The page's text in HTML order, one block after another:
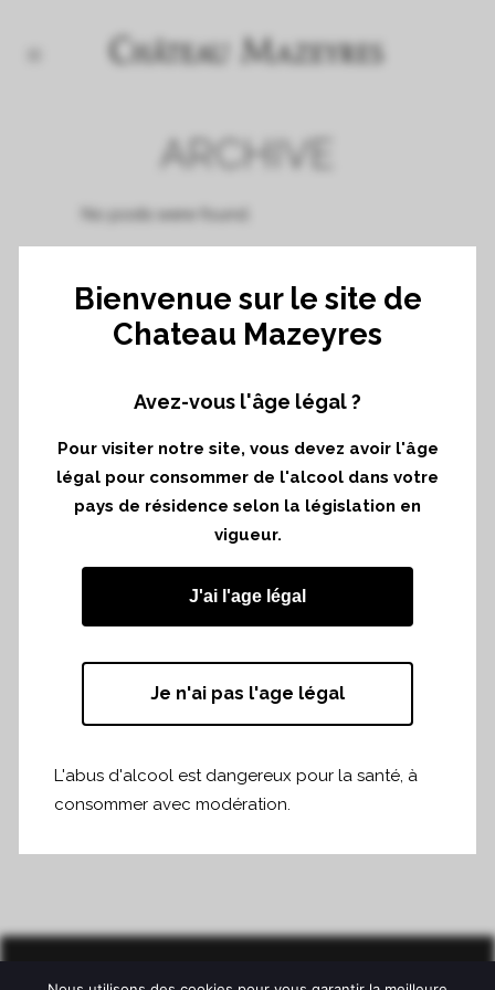
ARCHIVE
No posts were found.
Bienvenue sur le site de
Chateau Mazeyres
Avez-vous l'âge légal ?
Pour visiter notre site, vous devez avoir l'âge
légal pour consommer de l'alcool dans votre
pays de résidence selon la législation en
vigueur.
J'ai l'age légal
Je n'ai pas l'age légal
L'abus d'alcool est dangereux pour la santé, à
consommer avec modération.